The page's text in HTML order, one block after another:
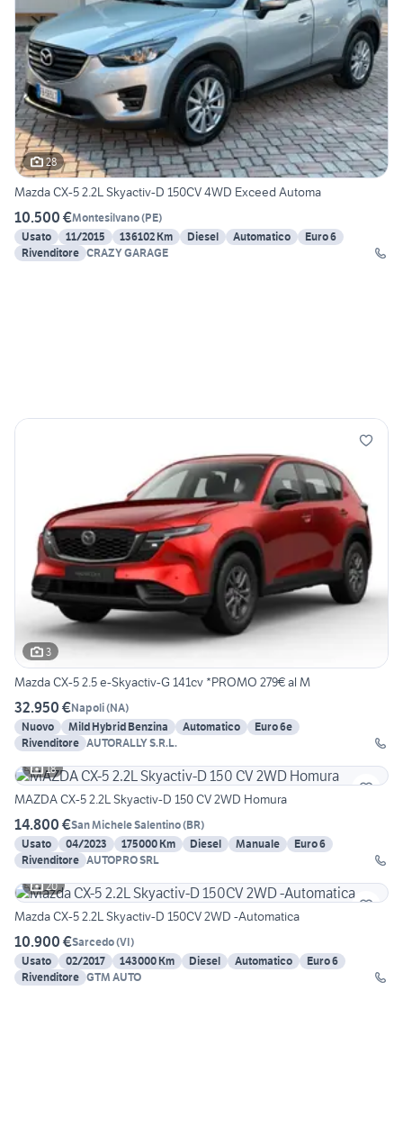
28
Mazda CX-5 2.2L Skyactiv-D 150CV 4WD Exceed Automa
10.500 €Montesilvano(PE)
Usato
11/2015 136102 Km Diesel Automatico
Euro 6
Rivenditore CRAZY GARAGE
3
Mazda CX-5 2.5 e-Skyactiv-G 141cv *PROMO 279€ al M
32.950 €Napoli(NA)
Nuovo
Mild Hybrid Benzina Automatico
Euro 6e
Rivenditore AUTORALLY S.R.L.
18
MAZDA CX-5 2.2L Skyactiv-D 150 CV 2WD Homura
14.800 €San Michele Salentino(BR)
Usato
04/2023 175000 Km Diesel Manuale
Euro 6
Rivenditore AUTOPRO SRL
20
Mazda CX-5 2.2L Skyactiv-D 150CV 2WD -Automatica
10.900 €Sarcedo(VI)
Usato
02/2017 143000 Km Diesel Automatico
Euro 6
Rivenditore GTM AUTO